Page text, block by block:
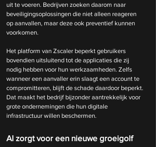
uit te voeren. Bedrijven zoeken daarom naar
beveiligingsoplossingen die niet alleen reageren
op aanvallen, maar deze ook preventief kunnen
voorkomen.
Het platform van Zscaler beperkt gebruikers
bovendien uitsluitend tot de applicaties die zij
nodig hebben voor hun werkzaamheden. Zelfs
wanneer een aanvaller erin slaagt een account te
compromitteren, blijft de schade daardoor beperkt.
Dat maakt het bedrijf bijzonder aantrekkelijk voor
grote ondernemingen die hun digitale
infrastructuur willen beschermen.
AI zorgt voor een nieuwe groeigolf